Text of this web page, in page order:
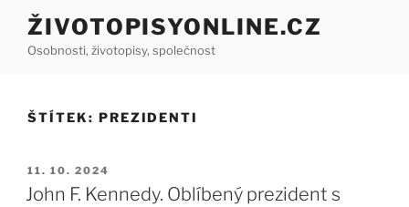
Přejít
obsahu
ŽIVOTOPISYONLINE.CZ
Osobnosti, životopisy, společnost
ŠTÍTEK: PREZIDENTI
PUBLIKOVÁNO
11. 10. 2024
John F. Kennedy. Oblíbený prezident s